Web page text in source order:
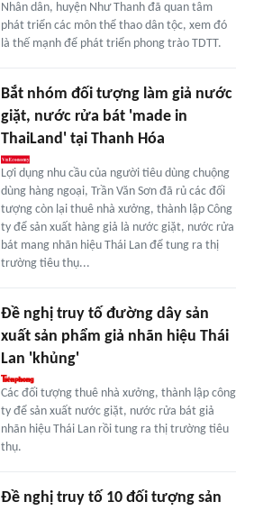
Nhân dân, huyện Như Thanh đã quan tâm
phát triển các môn thể thao dân tộc, xem đó
là thế mạnh để phát triển phong trào TDTT.
Bắt nhóm đối tượng làm giả nước
giặt, nước rửa bát 'made in
ThaiLand' tại Thanh Hóa
Lợi dụng nhu cầu của người tiêu dùng chuộng
dùng hàng ngoại, Trần Văn Sơn đã rủ các đối
tượng còn lại thuê nhà xưởng, thành lập Công
ty để sản xuất hàng giả là nước giặt, nước rửa
bát mang nhãn hiệu Thái Lan để tung ra thị
trường tiêu thụ...
Đề nghị truy tố đường dây sản
xuất sản phẩm giả nhãn hiệu Thái
Lan 'khủng'
Các đối tượng thuê nhà xưởng, thành lập công
ty để sản xuất nước giặt, nước rửa bát giả
nhãn hiệu Thái Lan rồi tung ra thị trường tiêu
thụ.
Đề nghị truy tố 10 đối tượng sản